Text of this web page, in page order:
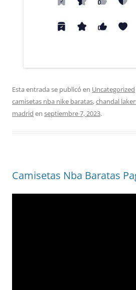
Esta entrada se publicó en Uncategorized
camisetas nba nike baratas,chandal
madrid en septiembre 7, 2023.
Camisetas Nba Baratas